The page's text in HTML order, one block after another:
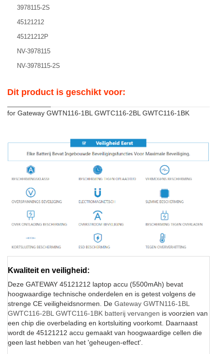
3978115-2S
45121212
45121212P
NV-3978115
NV-3978115-2S
Dit product is geschikt voor:
for Gateway GWTN116-1BL GWTC116-2BL GWTC116-1BK
Kwaliteit en veiligheid:
Deze GATEWAY 45121212 laptop accu (5500mAh) bevat
hoogwaardige technische onderdelen en is getest volgens de
strenge CE veiligheidsnormen. De Gateway GWTN116-1BL
GWTC116-2BL GWTC116-1BK batterij vervangen is voorzien van
een chip die overbelading en kortsluiting voorkomt. Daarnaast
wordt de 45121212 accu gemaakt van hoogwaardige cellen die
geen last hebben van het 'geheugen-effect'.